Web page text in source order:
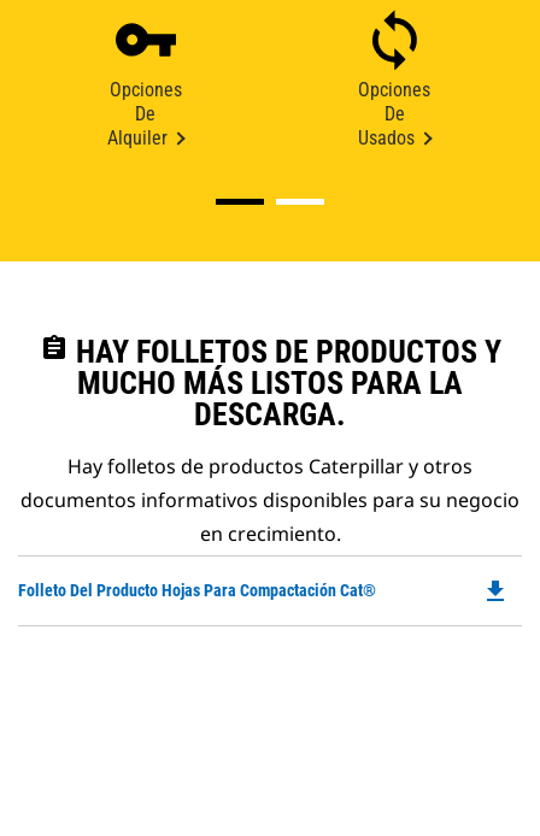
Opciones
De
Alquiler
Opciones
De
Usados
assignment HAY FOLLETOS DE PRODUCTOS Y
MUCHO MÁS LISTOS PARA LA
DESCARGA.
Hay folletos de productos Caterpillar y otros
documentos informativos disponibles para su negocio
en crecimiento.
Folleto Del Producto Hojas Para Compactación Cat® file_download